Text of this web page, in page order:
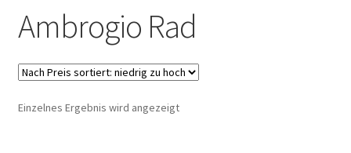
Neuheiten 2026
Mähroboter
Gebraucht- u. Vorführgeräte
Ambrogio Rad
Einzelnes Ergebnis wird angezeigt